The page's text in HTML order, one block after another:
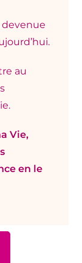
devenue
au
Vie,
en le